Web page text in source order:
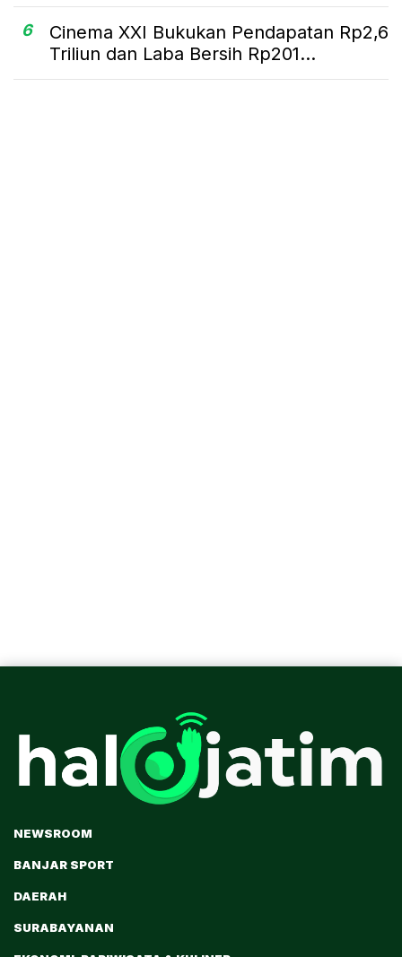
6
Cinema XXI Bukukan Pendapatan Rp2,6
Triliun dan Laba Bersih Rp201...
NEWSROOM
BANJAR SPORT
DAERAH
SURABAYANAN